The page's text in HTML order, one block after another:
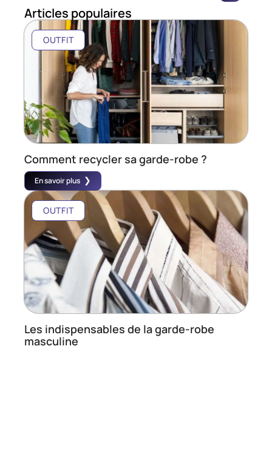
Articles populaires
OUTFIT
Comment recycler sa garde-robe ?
En savoir plus
OUTFIT
Les indispensables de la garde-robe
masculine